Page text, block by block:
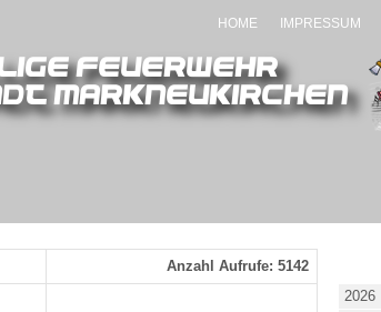
HOME IMPRESSUM
Anzahl Aufrufe: 5142
2026